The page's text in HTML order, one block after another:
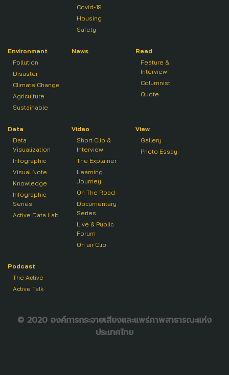
Covid-19
Housing
Safety
Environment
Pollution
Disaster
Climate Change
Agriculture
Sustainable
News
Read
Feature &
Interview
Columnist
Quote
Data
Data
Visualization
Infographic
Visual Note
Knowledge
Infographic
Series
Active Data Lab
Video
Short Clip &
Interview
The Explainer
Learning
Journey
On The Road
Documentary
Series
Live & Public
Forum
On air Clip
View
Gallery
Photo Essay
Podcast
The Active
Active Talk
© 2020 องค์การกระจายเสียงและแพร่ภาพสาธารณะแห่ง
ประเทศไทย